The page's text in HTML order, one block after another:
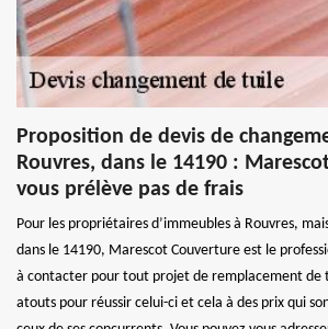
Proposition de devis de
Rouvres, dans le 14190 :
vous prélève pas de frais
Pour les propriétaires d’immeubles à Rouvres,
dans le 14190, Marescot Couverture est le
à contacter pour tout projet de remplacement de
atouts pour réussir celui-ci et cela à des prix qui